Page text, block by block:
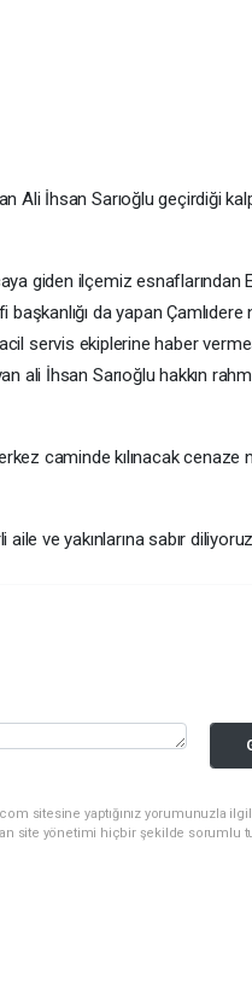
Ali İhsan Sarıoğlu geçirdiği
giden ilçemiz esnaflarından
da yapan Çamlıdere
acil servis ekiplerine haber
ali İhsan Sarıoğlu hakkın
caminde kılınacak cenaze
ve yakınlarına sabır
sitesine yaptığınız yorumunuzla
site yönetimi hiçbir şekilde sorumlu